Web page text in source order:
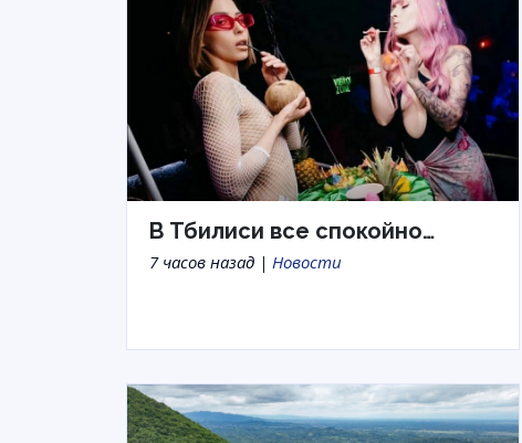
В Тбилиси все спокойно…
7 часов назад | Новости